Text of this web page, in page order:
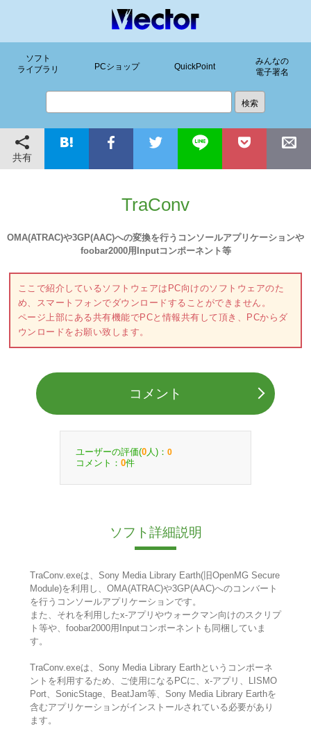
ソフト
ライブラリ
PCショップ QuickPoint
みんなの
電子署名
共有
TraConv
OMA(ATRAC)や3GP(AAC)への変換を行うコンソールアプリケーションや
foobar2000用Inputコンポーネント等
ここで紹介しているソフトウェアはPC向けのソフトウェアのた
め、スマートフォンでダウンロードすることができません。
ページ上部にある共有機能でPCと情報共有して頂き、PCからダ
ウンロードをお願い致します。
コメント
ユーザーの評価(0 人)： 0
コメント： 0件
ソフト詳細説明
TraConv.exeは、Sony Media Library Earth(旧OpenMG Secure
Module)を利用し、OMA(ATRAC)や3GP(AAC)へのコンバート
を行うコンソールアプリケーションです。
また、それを利用したx-アプリやウォークマン向けのスクリプ
ト等や、foobar2000用Inputコンポーネントも同梱していま
す。
TraConv.exeは、Sony Media Library Earthというコンポーネ
ントを利用するため、ご使用になるPCに、x-アプリ、LISMO
Port、SonicStage、BeatJam等、Sony Media Library Earthを
含むアプリケーションがインストールされている必要があり
ます。